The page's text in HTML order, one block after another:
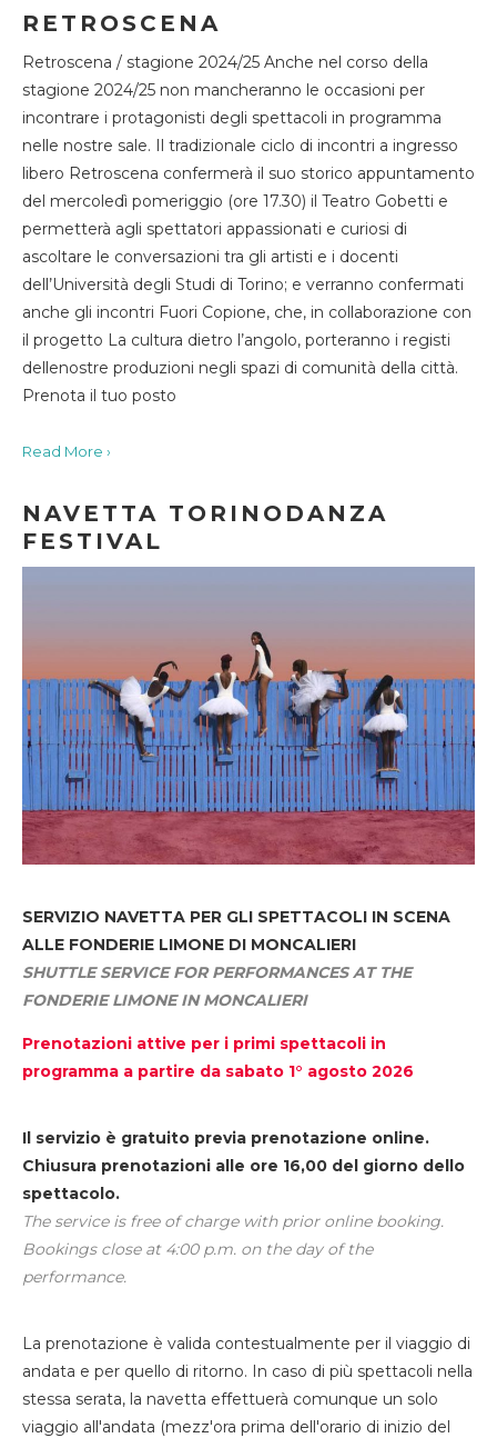
RETROSCENA
Retroscena / stagione 2024/25 Anche nel corso della
stagione 2024/25 non mancheranno le occasioni per
incontrare i protagonisti degli spettacoli in programma
nelle nostre sale. Il tradizionale ciclo di incontri a ingresso
libero Retroscena confermerà il suo storico appuntamento
del mercoledì pomeriggio (ore 17.30) il Teatro Gobetti e
permetterà agli spettatori appassionati e curiosi di
ascoltare le conversazioni tra gli artisti e i docenti
dell’Università degli Studi di Torino; e verranno confermati
anche gli incontri Fuori Copione, che, in collaborazione con
il progetto La cultura dietro l’angolo, porteranno i registi
dellenostre produzioni negli spazi di comunità della città.
Prenota il tuo posto
Read More ›
NAVETTA TORINODANZA
FESTIVAL
SERVIZIO NAVETTA PER GLI SPETTACOLI IN SCENA
ALLE FONDERIE LIMONE DI MONCALIERI
SHUTTLE SERVICE FOR PERFORMANCES AT THE
FONDERIE LIMONE IN MONCALIERI
Prenotazioni attive per i primi spettacoli in
programma a partire da sabato 1° agosto 2026
Il servizio è gratuito previa prenotazione online.
Chiusura prenotazioni alle ore 16,00 del giorno dello
spettacolo.
The service is free of charge with prior online booking.
Bookings close at 4:00 p.m. on the day of the
performance.
La prenotazione è valida contestualmente per il viaggio di
andata e per quello di ritorno. In caso di più spettacoli nella
stessa serata, la navetta effettuerà comunque un solo
viaggio all'andata (mezz'ora prima dell'orario di inizio del